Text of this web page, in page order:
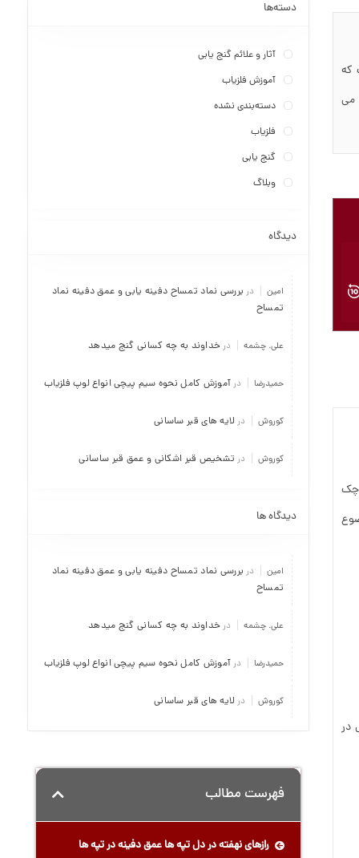
که
می
در
دسته‌ها
آثار و علائم گنج یابی
آموزش فلزیاب
دسته‌بندی نشده
فلزیاب
گنج یابی
وبلاگ
دیدگاه
امین در بررسی نماد تمساح دفینه یابی و عمق دفینه نماد
تمساح
علی. چشمه در خداوند به چه کسانی گنج میدهد
حمیدرضا در آموزش کامل نحوه سیم پیچی انواع لوپ فلزیاب
کوروش در لایه های قبر ساسانی
کوروش در تشخیص قبر اشکانی و عمق قبر ساسانی
دیدگاه ها
امین در بررسی نماد تمساح دفینه یابی و عمق دفینه نماد
تمساح
علی. چشمه در خداوند به چه کسانی گنج میدهد
حمیدرضا در آموزش کامل نحوه سیم پیچی انواع لوپ فلزیاب
کوروش در لایه های قبر ساسانی
فهرست مطالب
رازهای نهفته در دل تپه ها عمق دفینه در تپه ها